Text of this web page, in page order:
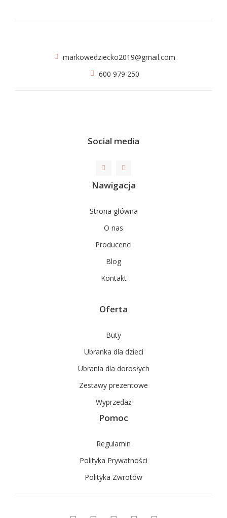
markowedziecko2019@gmail.com
600 979 250
Social media
Nawigacja
Strona główna
O nas
Producenci
Blog
Kontakt
Oferta
Buty
Ubranka dla dzieci
Ubrania dla dorosłych
Zestawy prezentowe
Wyprzedaż
Pomoc
Regulamin
Polityka Prywatności
Polityka Zwrotów